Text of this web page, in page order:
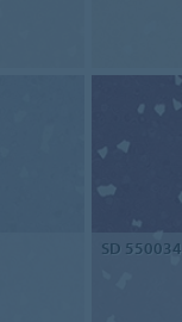
SD 550034